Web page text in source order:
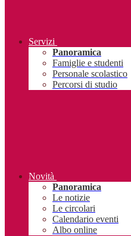
Servizi
Panoramica
Famiglie e studenti
Personale scolastico
Percorsi di studio
Novità
Panoramica
Le notizie
Le circolari
Calendario eventi
Albo online